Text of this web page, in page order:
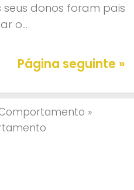
donos foram pais
o...
Página seguinte »
»